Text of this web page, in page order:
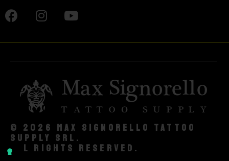
© 2026 Max Signorello Tattoo
supply srl.
All rights reserved.